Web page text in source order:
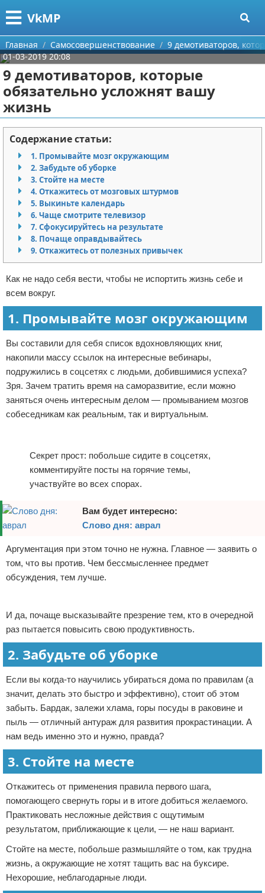
VkMP
Меню
Главная
Категории
Сельское хозяйство
Разное
Идеи бизнеса
Для руководителя
Промышленность
Международный бизнес
Продажи
Начало бизнеса
Обзоры услуг
Самосовершенствование
Деловое общение
Менеджмент
Поиск
О проекте
Контакты
Сотрудничество
Размещение рекламы
Для правообладателей
Условия предоставления информации
Отказ от ответственности
Главная Самосовершенствование
9 демотиваторов,
01-03-2019 20:08
9 демотиваторов, которые
обязательно усложнят вашу
жизнь
Содержание статьи:
1. Промывайте мозг окружающим
2. Забудьте об уборке
3. Стойте на месте
4. Откажитесь от мозговых штурмов
5. Выкиньте календарь
6. Чаще смотрите телевизор
7. Сфокусируйтесь на результате
8. Почаще оправдывайтесь
9. Откажитесь от полезных привычек
Как не надо себя вести, чтобы не испортить жизнь себе и
всем вокруг.
1. Промывайте мозг окружающим
Вы составили для себя список вдохновляющих книг,
накопили массу ссылок на интересные вебинары,
подружились в соцсетях с людьми, добившимися успеха?
Зря. Зачем тратить время на саморазвитие, если можно
заняться очень интересным делом — промыванием мозгов
собеседникам как реальным, так и виртуальным.
Секрет прост: побольше сидите в соцсетях,
комментируйте посты на горячие темы,
участвуйте во всех спорах.
Вам будет интересно:
Слово дня: аврал
Аргументация при этом точно не нужна. Главное — заявить о
том, что вы против. Чем бессмысленнее предмет
обсуждения, тем лучше.
И да, почаще высказывайте презрение тем, кто в очередной
раз пытается повысить свою продуктивность.
2. Забудьте об уборке
Если вы когда-то научились убираться дома по правилам (а
значит, делать это быстро и эффективно), стоит об этом
забыть. Бардак, залежи хлама, горы посуды в раковине и
пыль — отличный антураж для развития прокрастинации. А
нам ведь именно это и нужно, правда?
3. Стойте на месте
Откажитесь от применения правила первого шага,
помогающего свернуть горы и в итоге добиться желаемого.
Практиковать несложные действия с ощутимым
результатом, приближающие к цели, — не наш вариант.
Стойте на месте, побольше размышляйте о том, как трудна
жизнь, а окружающие не хотят тащить вас на буксире.
Нехорошие, неблагодарные люди.